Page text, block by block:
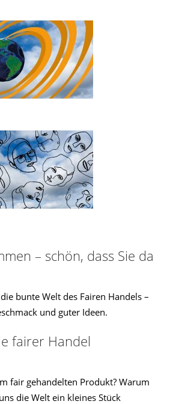
– schön, dass Sie da
bunte Welt des Fairen Handels –
und guter Ideen.
fairer Handel
fair gehandelten Produkt? Warum
die Welt ein kleines Stück